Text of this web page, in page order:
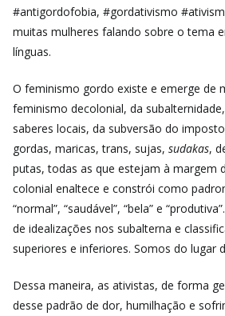
#antigordofobia, #gordativismo
muitas mulheres falando sobre o tema
línguas.
O feminismo gordo existe e emerge de
feminismo decolonial, da
saberes locais, da subversão do
gordas, maricas, trans, sujas, sudakas,
putas, todas as que estejam à margem
colonial enaltece e constrói como
“normal”, “saudável”, “bela” e
de idealizações nos subalterna e
superiores e inferiores. Somos do lugar
Dessa maneira, as ativistas, de forma
desse padrão de dor, humilhação e